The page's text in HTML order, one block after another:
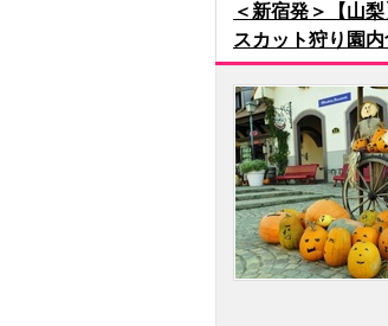
＜新宿発＞【山
スカット狩り園